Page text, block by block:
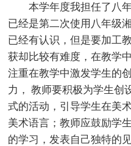
本学年度我担任了八
已经是第二次使用八年级
已经有认识，但是要加工
获却比较有难度，在教学
注重在教学中激发学生的
力， 教师要积极为学生创
式的活动，引导学生在美
美术语言；教师应鼓励学
的学习，发表自己独特的